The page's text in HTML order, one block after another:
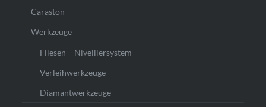
Caraston
Werkzeuge
Fliesen – Nivelliersystem
Verleihwerkzeuge
Diamantwerkzeuge